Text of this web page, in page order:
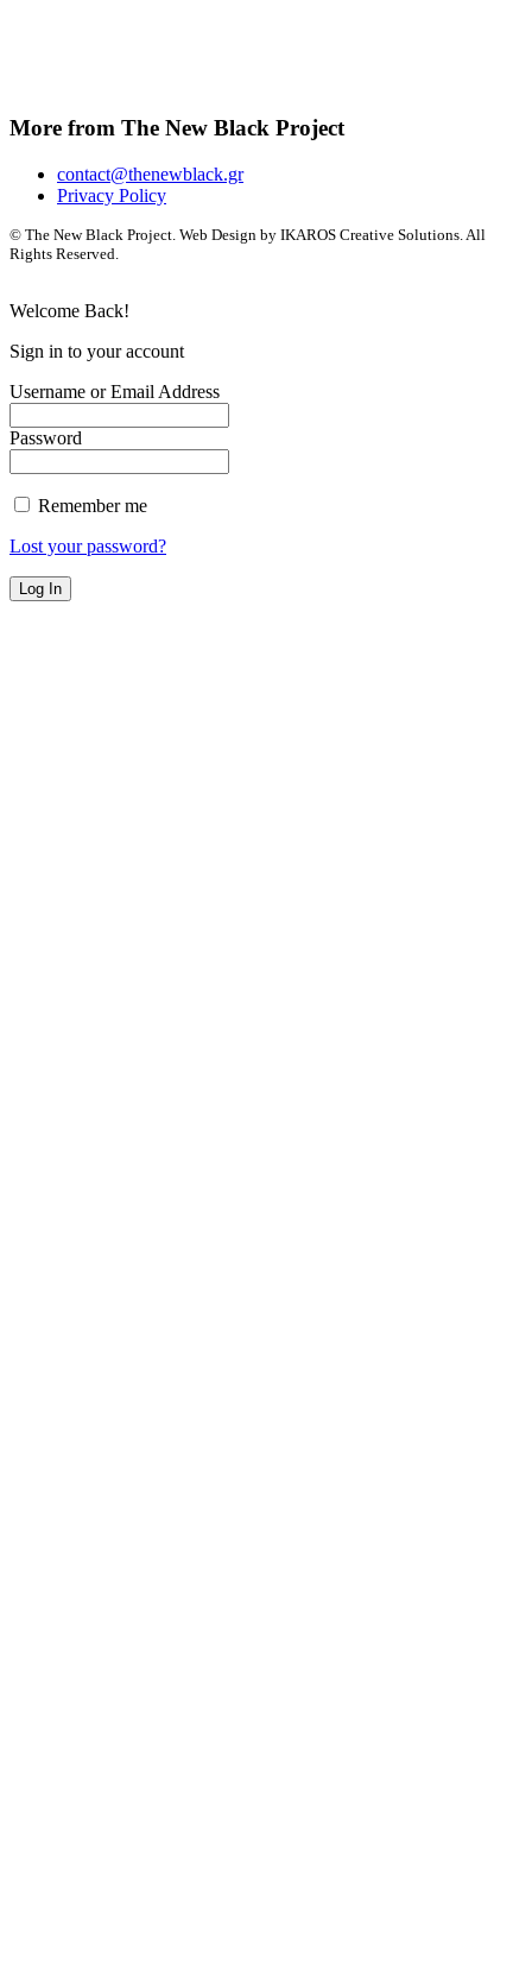
More from The New Black Project
contact@thenewblack.gr
Privacy Policy
© The New Black Project. Web Design by IKAROS Creative Solutions. All
Rights Reserved.
Welcome Back!
Sign in to your account
Username or Email Address
Password
Remember me
Lost your password?